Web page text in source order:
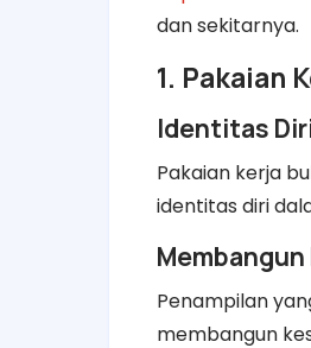
dan sekitarnya.
1. Pakaian
Identitas
Pakaian kerja
identitas diri
Penampilan
membangun